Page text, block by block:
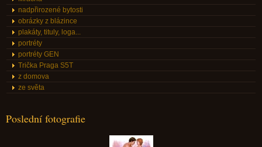
nadpřirozené bytosti
obrázky z blázince
plakáty, tituly, loga...
portréty
portréty GEN
Trička Praga S5T
z domova
ze světa
Poslední fotografie